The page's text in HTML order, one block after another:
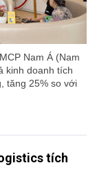
Nam Á (Nam
kinh doanh tích
tăng 25% so với
tích